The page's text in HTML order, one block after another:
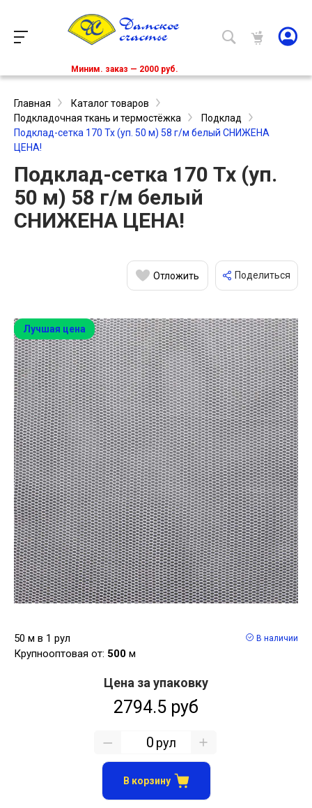
Миним. заказ — 2000 руб.
Главная
Каталог товаров
Подкладочная ткань и термостёжка
Подклад
Подклад-сетка 170 Тх (уп. 50 м) 58 г/м белый СНИЖЕНА
ЦЕНА!
Подклад-сетка 170 Тх (уп.
50 м) 58 г/м белый
СНИЖЕНА ЦЕНА!
Отложить Поделиться
Лучшая цена
50 м в 1 рул
Крупнооптовая от: 500 м
В наличии
Цена за упаковку
2794.5 руб
рул
В корзину